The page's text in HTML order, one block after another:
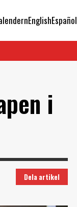
EnglishEspañol
i
Dela artikel